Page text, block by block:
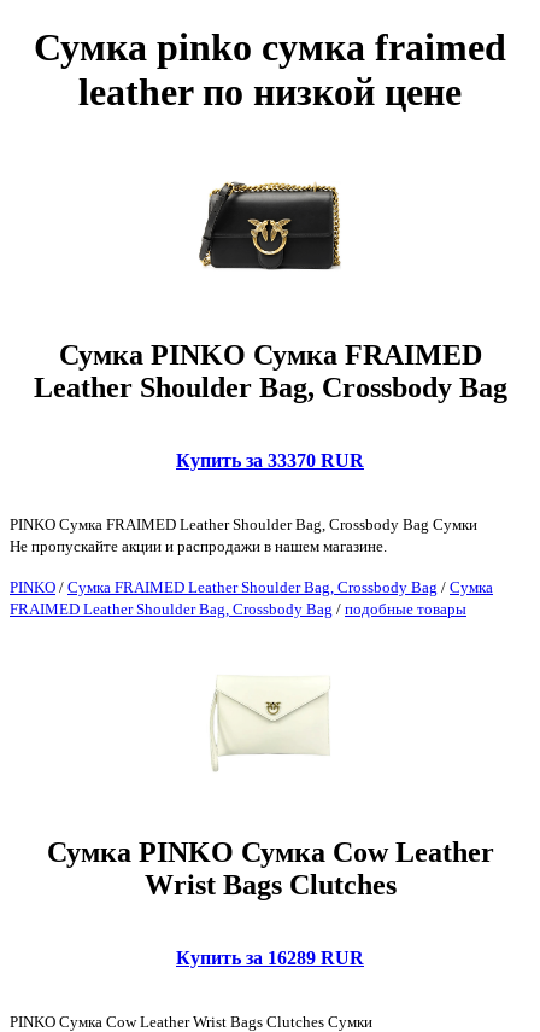
Сумка pinko сумка fraimed
leather по низкой цене
Сумка PINKO Сумка FRAIMED
Leather Shoulder Bag, Crossbody Bag
Купить за 33370 RUR
PINKO Сумка FRAIMED Leather Shoulder Bag, Crossbody Bag Сумки
Не пропускайте акции и распродажи в нашем магазине.
PINKO / Сумка FRAIMED Leather Shoulder Bag, Crossbody Bag / Сумка
FRAIMED Leather Shoulder Bag, Crossbody Bag / подобные товары
Сумка PINKO Сумка Cow Leather
Wrist Bags Clutches
Купить за 16289 RUR
PINKO Сумка Cow Leather Wrist Bags Clutches Сумки